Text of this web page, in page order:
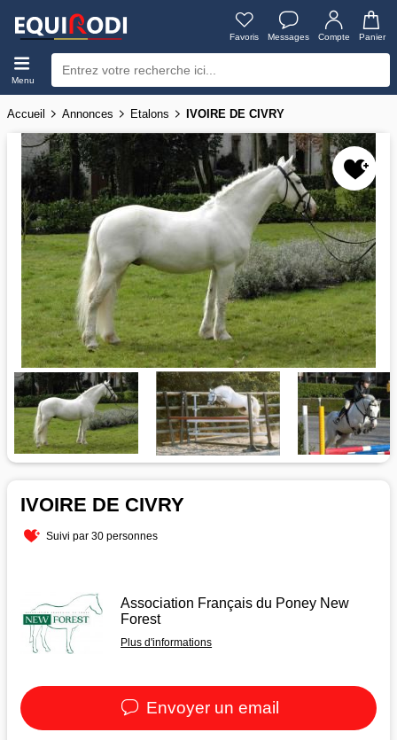
Favoris Messages Compte Panier
Menu
Accueil Annonces Etalons IVOIRE DE CIVRY
IVOIRE DE CIVRY
Suivi par 30 personnes
Association Français du Poney New
Forest
Plus d'informations
Envoyer un email